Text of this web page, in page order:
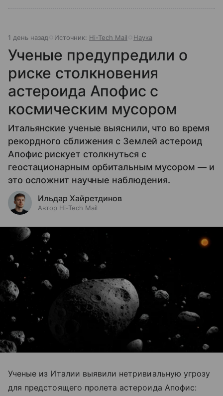
1 день назад Источник: Hi-Tech Mail Наука
Ученые предупредили о
риске столкновения
астероида Апофис с
космическим мусором
Итальянские ученые выяснили, что во время
рекордного сближения с Землей астероид
Апофис рискует столкнуться с
геостационарным орбитальным мусором — и
это осложнит научные наблюдения.
Ильдар Хайретдинов
Автор Hi-Tech Mail
Ученые из Италии выявили нетривиальную угрозу
для предстоящего пролета астероида Апофис: